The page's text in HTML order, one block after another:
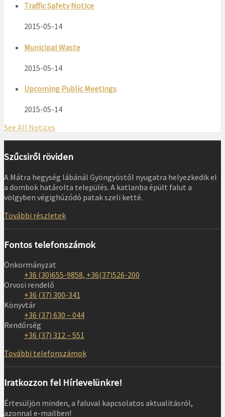
Traffic Safety Notice
2015-05-14
Municipal Waste
2015-05-14
Upcoming Public Meetings
2015-05-14
See All Notices
Szűcsiről röviden
A Mátra hegység lábánál Gyöngyöstől nyugatra helyezkedik el
a dombok határolta település. A katlanba épült falut a
völgyben végighúzódó patak szeli ketté.
További részletek
Fontos telefonszámok
Önkormányzat
+36 (30)655-9858, +36(37)526-200
Orvosi rendelő
+36 (37) 300-341
Könyvtár
+36 (37) 630 – 044
Rendőrség
+36 (37) 312 – 551
További telefonszámok
Iratkozzon fel Hírlevelünkre!
Értesüljön minden, a faluval kapcsolatos aktualitásról,
azonnal e-mailben!